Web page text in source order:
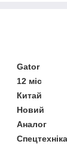
Gator
12 міс
Китай
Новий
Аналог
Спецтехніка